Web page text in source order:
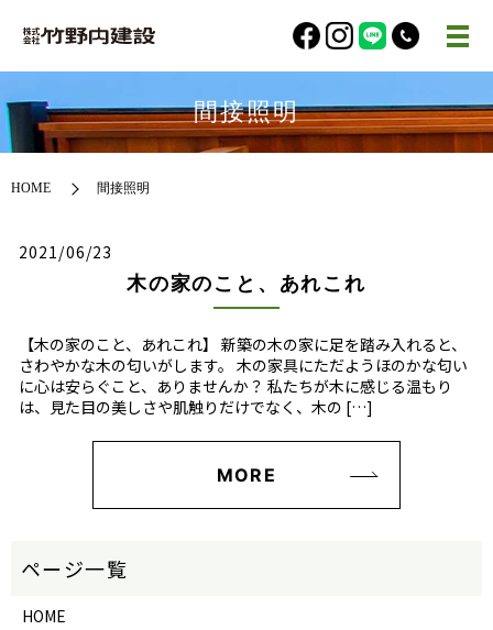
間接照明
HOME 間接照明
2021/06/23
木の家のこと、あれこれ
【木の家のこと、あれこれ】 新築の木の家に足を踏み入れると、
さわやかな木の匂いがします。 木の家具にただようほのかな匂い
に心は安らぐこと、ありませんか？ 私たちが木に感じる温もり
は、見た目の美しさや肌触りだけでなく、木の […]
MORE
HOME